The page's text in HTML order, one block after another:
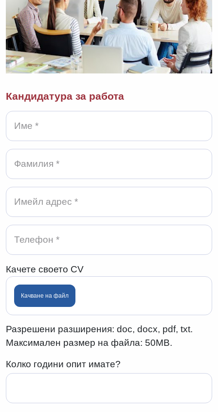
Кандидатура за работа
Качете своето CV
Качване на файл
Разрешени разширения: doc, docx, pdf, txt.
Максимален размер на файла: 50MB.
Колко години опит имате?